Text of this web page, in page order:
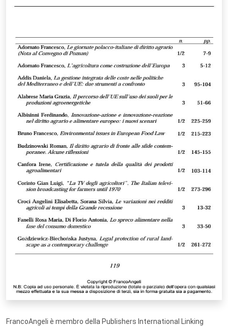
FrancoAngeli è membro della Publishers International Linking